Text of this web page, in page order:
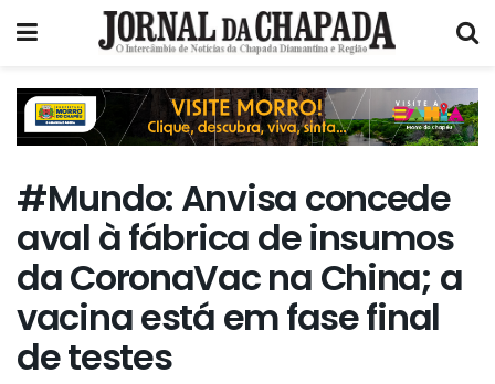
#Mundo: Anvisa concede
aval à fábrica de insumos
da CoronaVac na China; a
vacina está em fase final
de testes